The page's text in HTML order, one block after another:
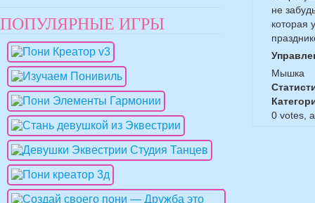
не
которая
Мышка
0 votes,
ПОПУЛЯРНЫЕ ИГРЫ